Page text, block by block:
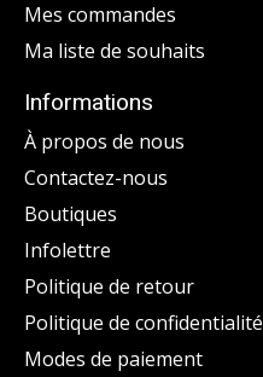
Mes commandes
Ma liste de souhaits
Informations
À propos de nous
Contactez-nous
Boutiques
Infolettre
Politique de retour
Politique de confidentialité
Modes de paiement